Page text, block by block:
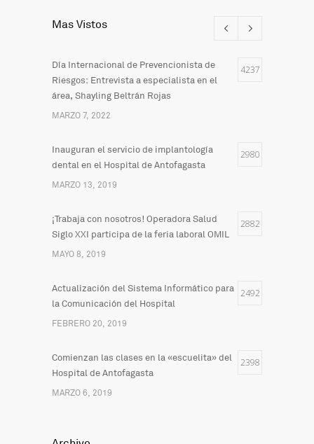
Mas Vistos
Día Internacional de Prevencionista de
Riesgos: Entrevista a especialista en el
área, Shayling Beltrán Rojas
4237
MARZO 7, 2022
Inauguran el servicio de implantología
dental en el Hospital de Antofagasta
2980
MARZO 13, 2019
¡Trabaja con nosotros! Operadora Salud
Siglo XXI participa de la feria laboral OMIL
2882
MAYO 8, 2019
Actualización del Sistema Informático para
la Comunicación del Hospital
2492
FEBRERO 20, 2019
Comienzan las clases en la «escuelita» del
Hospital de Antofagasta
2398
MARZO 6, 2019